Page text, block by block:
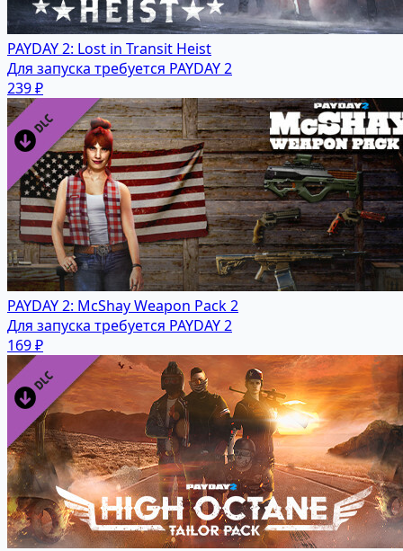
PAYDAY 2: Lost in Transit Heist
Для запуска требуется PAYDAY 2
239 ₽
PAYDAY 2: McShay Weapon Pack 2
Для запуска требуется PAYDAY 2
169 ₽